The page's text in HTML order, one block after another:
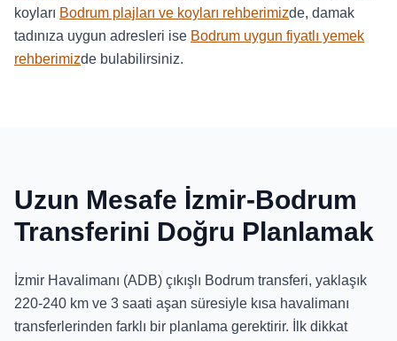
koyları Bodrum plajları ve koyları rehberimizde, damak
tadınıza uygun adresleri ise Bodrum uygun fiyatlı yemek
rehberimizde bulabilirsiniz.
Uzun Mesafe İzmir-Bodrum
Transferini Doğru Planlamak
İzmir Havalimanı (ADB) çıkışlı Bodrum transferi, yaklaşık
220-240 km ve 3 saati aşan süresiyle kısa havalimanı
transferlerinden farklı bir planlama gerektirir. İlk dikkat